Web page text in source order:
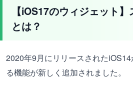
【iOS17のウィジェット
とは？
2020年9月にリリースされた
る機能が新しく追加されました。